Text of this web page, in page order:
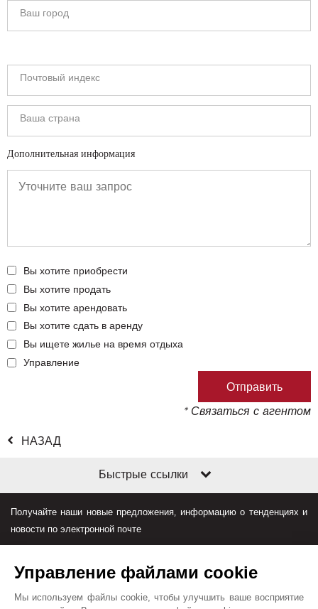
Дополнительная информация
Вы хотите приобрести
Вы хотите продать
Вы хотите арендовать
Вы хотите сдать в аренду
Вы ищете жилье на время отдыха
Управление
* Связаться с агентом
НАЗАД
Быстрые ссылки
Получайте наши новые предложения, информацию о тенденциях и
новости по электронной почте
Управление файлами cookie
Мы используем файлы cookie, чтобы улучшить ваше восприятие